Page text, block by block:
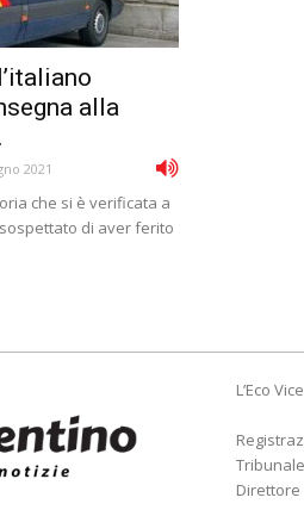
alla
2021
che si è verificata a
di aver ferito
L’Eco